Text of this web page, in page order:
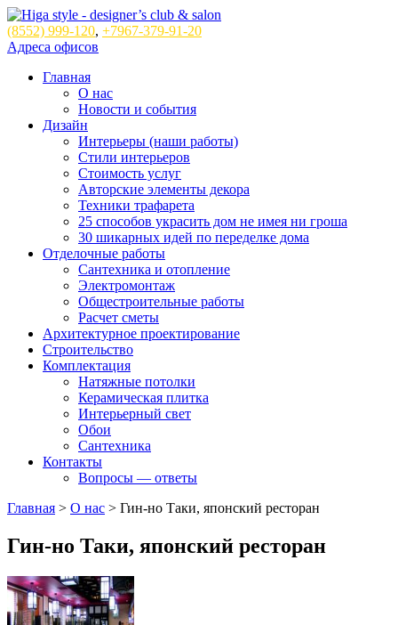
(8552) 999-120, +7967-379-91-20
Адреса офисов
Главная
О нас
Новости и события
Дизайн
Интерьеры (наши работы)
Стили интерьеров
Стоимость услуг
Авторские элементы декора
Техники трафарета
25 способов украсить дом не имея ни гроша
30 шикарных идей по переделке дома
Отделочные работы
Сантехника и отопление
Электромонтаж
Общестроительные работы
Расчет сметы
Архитектурное проектирование
Строительство
Комплектация
Натяжные потолки
Керамическая плитка
Интерьерный свет
Обои
Сантехника
Контакты
Вопросы — ответы
Главная > О нас > Гин-но Таки, японский ресторан
Гин-но Таки, японский ресторан